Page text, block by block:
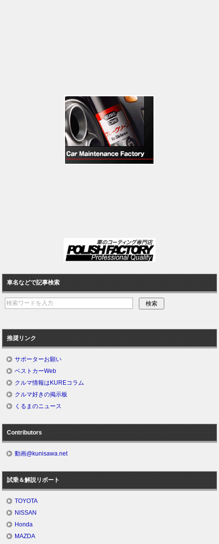
車名などで記事検索
推奨リンク
サポーターお願い
ベストカーWeb
クルマ情報はKUREコラム
クルマ好きの掲示板
くるまのニュース
Contributors
動画@kunisawa.net
試乗＆解説リポート
TOYOTA
NISSAN
Honda
MAZDA